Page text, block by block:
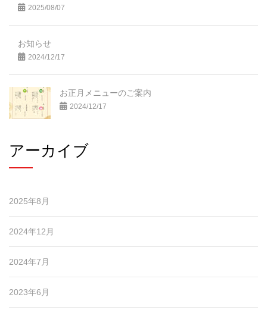
2025/08/07
お知らせ
2024/12/17
お正月メニューのご案内
2024/12/17
アーカイブ
2025年8月
2024年12月
2024年7月
2023年6月